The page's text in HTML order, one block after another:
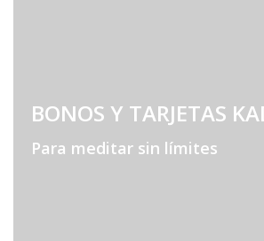
BONOS Y TARJETAS
Para meditar sin límites